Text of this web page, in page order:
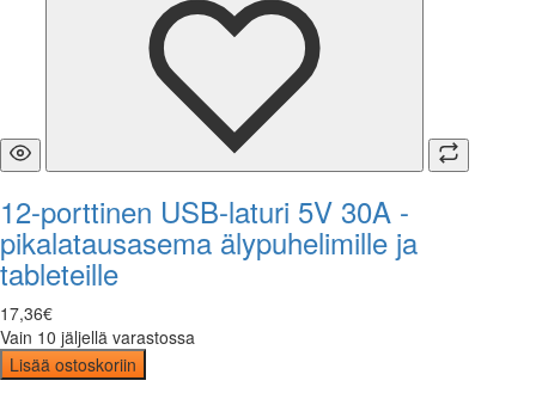
12-porttinen USB-laturi 5V 30A -
pikalatausasema älypuhelimille ja
tableteille
17,36€
Vain 10 jäljellä varastossa
Lisää ostoskoriin